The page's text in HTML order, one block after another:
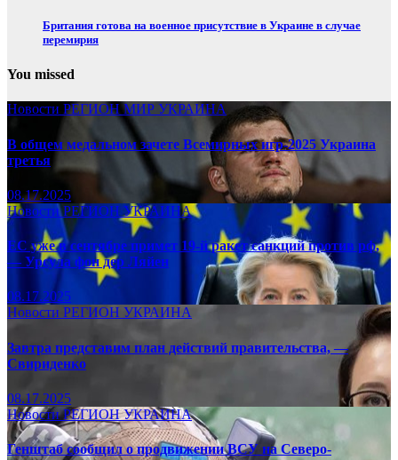
Британия готова на военное присутствие в Украине в случае
перемирия
You missed
Новости РЕГИОНМИР УКРАИНА
В общем медальном зачете Всемирных игр-2025 Украина
третья
08.17.2025
НовостиРЕГИОНУКРАИНА
ЕС уже в сентябре примет 19-й ракет санкций против рф,
— Урсула фон дер Ляйен
08.17.2025
Новости РЕГИОН УКРАИНА
Завтра представим план действий правительства, —
Свириденко
08.17.2025
НовостиРЕГИОНУКРАИНА
Генштаб сообщил о продвижении ВСУ на Северо-